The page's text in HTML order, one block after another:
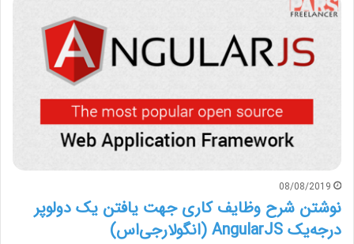
08/08/2019
نوشتن شرح وظایف کاری جهت یافتن یک دولوپر
درجه‌یک AngularJS (انگولارجی‌اس)